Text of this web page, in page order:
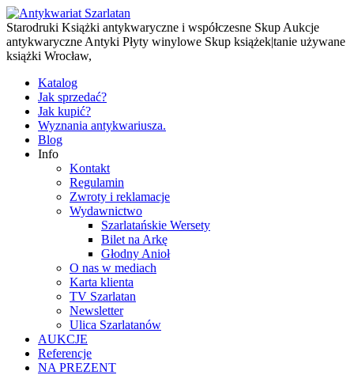
Starodruki Książki antykwaryczne i współczesne Skup Aukcje
antykwaryczne Antyki Płyty winylowe Skup książek|tanie używane
książki Wrocław,
Katalog
Jak sprzedać?
Jak kupić?
Wyznania antykwariusza.
Blog
Info
Kontakt
Regulamin
Zwroty i reklamacje
Wydawnictwo
Szarlatańskie Wersety
Bilet na Arkę
Głodny Anioł
O nas w mediach
Karta klienta
TV Szarlatan
Newsletter
Ulica Szarlatanów
AUKCJE
Referencje
NA PREZENT